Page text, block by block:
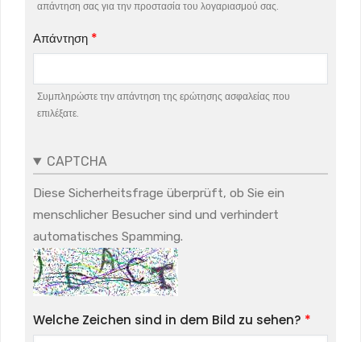
απάντηση σας για την προστασία του λογαριασμού σας.
Απάντηση
Συμπληρώστε την απάντηση της ερώτησης ασφαλείας που
επιλέξατε.
CAPTCHA
Diese Sicherheitsfrage überprüft, ob Sie ein
menschlicher Besucher sind und verhindert
automatisches Spamming.
Welche Zeichen sind in dem Bild zu sehen?